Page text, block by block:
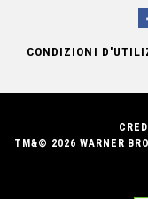
CONDIZIONI
TM&© 2026 WARNER